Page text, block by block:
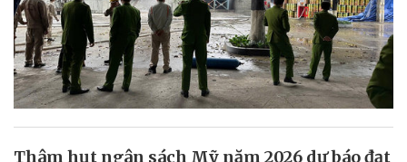
Thâm hụt ngân sách Mỹ năm 2026 dự báo đạt